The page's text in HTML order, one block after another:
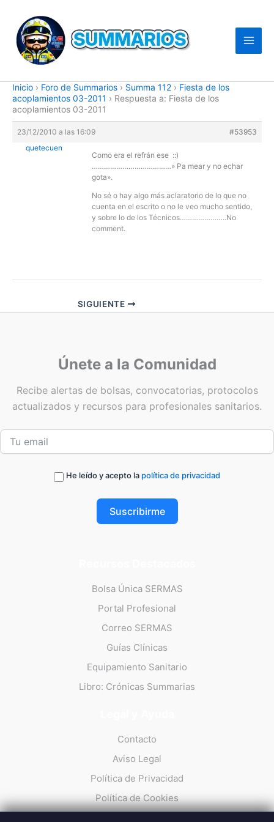
contenido
Inicio › Foro de Summarios › Summa 112 › Fiesta de los
acoplamientos 03-2011 › Respuesta a: Fiesta de los
acoplamientos 03-2011
23/12/2010 a las 16:09
#53953
quetecuen
Como era el refrán ese ::)
…………………………………» Pa mear y no echar
gota».
No sé o hay algo más aclaratorio de lo que no
cuenta en el escrito o no le veo mucho sentido,
y sobre lo de los Técnicos…………………..No
comment.
SIGUIENTE
Únete a la Comunidad
Recibe alertas de bolsas, convocatorias, protocolos
actualizados y recursos para profesionales sanitarios.
He leído y acepto la política de privacidad
Suscribirme
Bolsa Única SERMAS
Portal Profesional
Correo SERMAS
Guías Clínicas
Equipamiento Sanitario
Libro: Crónicas Summarias
Contacto
Aviso Legal
Política de Privacidad
Política de Cookies